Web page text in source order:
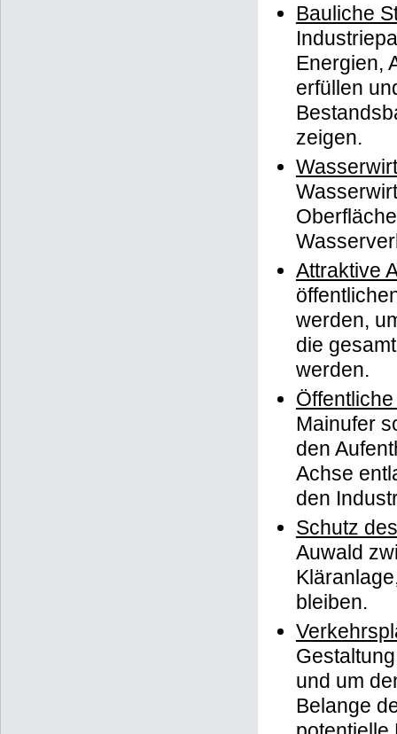
Bauliche
Energien,
erfüllen
zeigen.
Attraktive
werden,
die
werden.
Mainufer
den
Achse
den
Schutz
Auwald
bleiben.
und um
Belange